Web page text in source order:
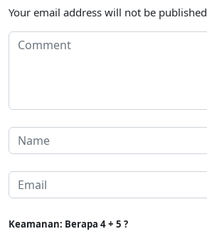
Your email address will not be published
Keamanan: Berapa 4 + 5 ?